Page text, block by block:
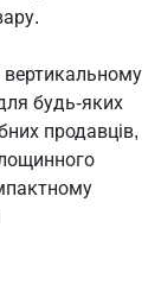
вертикальному
будь-яких
продавців,